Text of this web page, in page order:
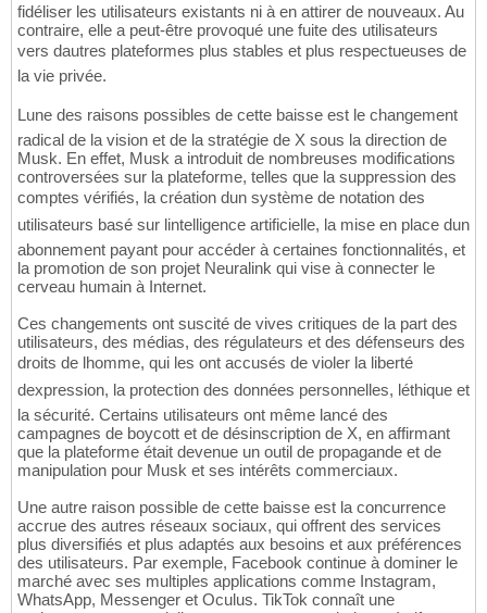
fidéliser les utilisateurs existants ni à en attirer de nouveaux. Au
contraire, elle a peut-être provoqué une fuite des utilisateurs
vers dautres plateformes plus stables et plus respectueuses de
la vie privée.
Lune des raisons possibles de cette baisse est le changement
radical de la vision et de la stratégie de X sous la direction de
Musk. En effet, Musk a introduit de nombreuses modifications
controversées sur la plateforme, telles que la suppression des
comptes vérifiés, la création dun système de notation des
utilisateurs basé sur lintelligence artificielle, la mise en place dun
abonnement payant pour accéder à certaines fonctionnalités, et
la promotion de son projet Neuralink qui vise à connecter le
cerveau humain à Internet.
Ces changements ont suscité de vives critiques de la part des
utilisateurs, des médias, des régulateurs et des défenseurs des
droits de lhomme, qui les ont accusés de violer la liberté
dexpression, la protection des données personnelles, léthique et
la sécurité. Certains utilisateurs ont même lancé des
campagnes de boycott et de désinscription de X, en affirmant
que la plateforme était devenue un outil de propagande et de
manipulation pour Musk et ses intérêts commerciaux.
Une autre raison possible de cette baisse est la concurrence
accrue des autres réseaux sociaux, qui offrent des services
plus diversifiés et plus adaptés aux besoins et aux préférences
des utilisateurs. Par exemple, Facebook continue à dominer le
marché avec ses multiples applications comme Instagram,
WhatsApp, Messenger et Oculus. TikTok connaît une